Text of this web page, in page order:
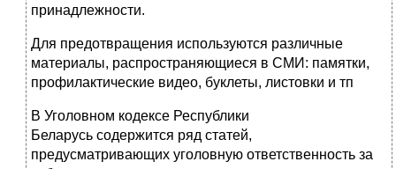
принадлежности.
Для предотвращения используются различные
материалы, распространяющиеся в СМИ: памятки,
профилактические видео, буклеты, листовки и тп
В Уголовном кодексе Республики
Беларусь содержится ряд статей,
предусматривающих уголовную ответственность за